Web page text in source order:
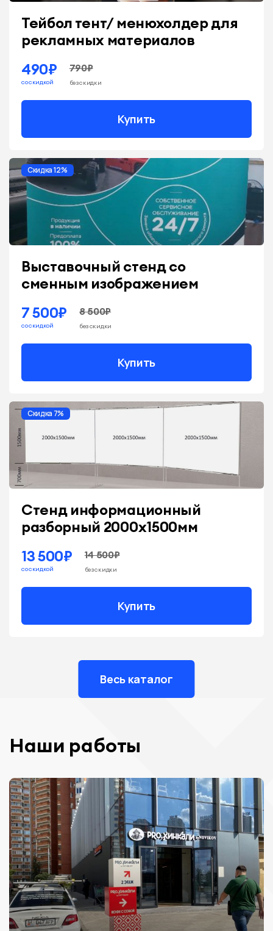
Весь каталог
Тейбол тент/ менюхолдер для
рекламных материалов
490₽
со скидкой
790₽
без скидки
Купить
Скидка 12%
Выставочный стенд со
сменным изображением
7 500₽
со скидкой
8 500₽
без скидки
Купить
Скидка 7%
Стенд информационный
разборный 2000х1500мм
13 500₽
со скидкой
14 500₽
без скидки
Купить
Наши работы